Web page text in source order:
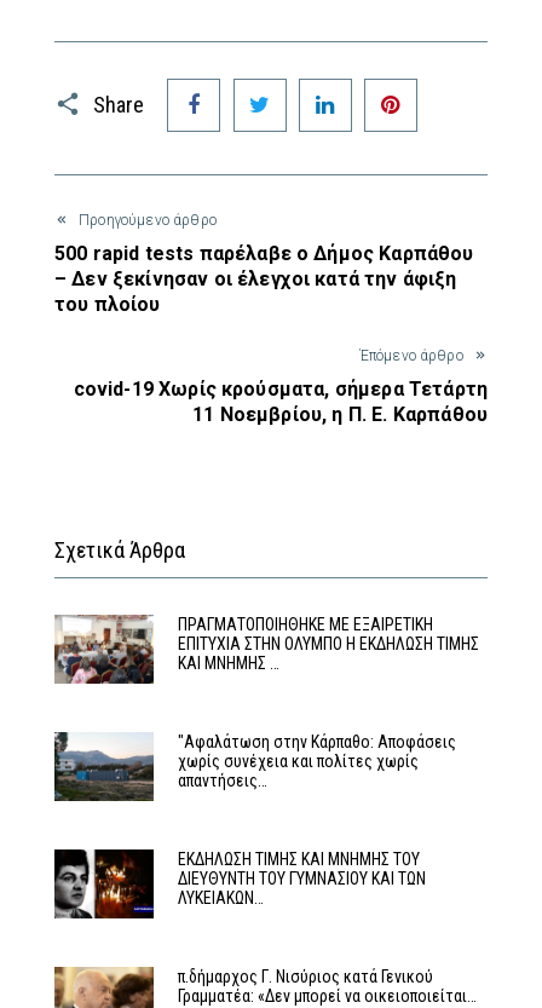
Share
Facebook Twitter LinkedIn
Προηγούμενο άρθρο
500 rapid tests παρέλαβε ο Δήμος Καρπάθου
– Δεν ξεκίνησαν οι έλεγχοι κατά την άφιξη
του πλοίου
Έπόμενο άρθρο
covid-19 Χωρίς κρούσματα, σήμερα Τετάρτη
11 Νοεμβρίου, η Π. Ε. Καρπάθου
Σχετικά Άρθρα
ΠΡΑΓΜΑΤΟΠΟΙΗΘΗΚΕ ΜΕ ΕΞΑΙΡΕΤΙΚΗ
ΕΠΙΤΥΧΙΑ ΣΤΗΝ ΟΛΥΜΠΟ Η ΕΚΔΗΛΩΣΗ ΤΙΜΗΣ
ΚΑΙ ΜΝΗΜΗΣ …
"Αφαλάτωση στην Κάρπαθο: Αποφάσεις
χωρίς συνέχεια και πολίτες χωρίς
απαντήσεις…
ΕΚΔΗΛΩΣΗ ΤΙΜΗΣ ΚΑΙ ΜΝΗΜΗΣ ΤΟΥ
ΔΙΕΥΘΥΝΤΗ ΤΟΥ ΓΥΜΝΑΣΙΟΥ ΚΑΙ ΤΩΝ
ΛΥΚΕΙΑΚΩΝ…
π.δήμαρχος Γ. Νισύριος κατά Γενικού
Γραμματέα: «Δεν μπορεί να οικειοποιείται…